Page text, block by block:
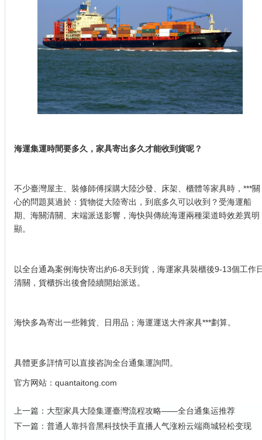
海運集運時間要多久，家具寄出多久才能收到貨呢？
不少臺灣屋主、裝修師傅採購大陸沙發、床架、櫃體等家具時，***關
心的問題莫過於：貨物從大陸寄出，到底多久可以收到？受海運船
期、海關清關、末端派送影響，海快與傳統海運兩種渠道時效差異明
顯。
以全台通為案例海快寄出約6-8天到貨，海運家具裝櫃後9-13個工作
清關，貨櫃拆出後會陸續開始派送。
海快多為寄出一些雜貨、日用品；海運運送大件家具***劃算。
具體更多詳情可以直接咨詢全台通集運詢問。
官方网站： quantaitong.com
上一篇： 大型家具大陸集運臺灣流程攻略——全台通集运推荐
下一篇： 普通人靠抖音黑科技快手直播人气涨粉云端商城轻松变现